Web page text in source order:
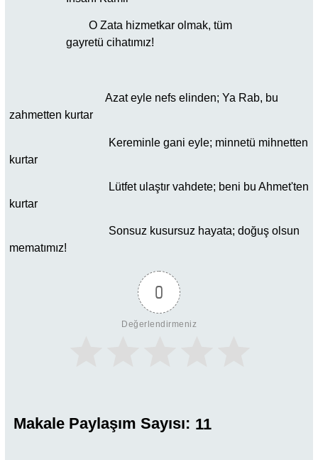
O Zata hizmetkar olmak, tüm
gayretü cihatımız!
Azat eyle nefs elinden; Ya Rab, bu
zahmetten kurtar
Kereminle gani eyle; minnetü mihnetten
kurtar
Lütfet ulaştır vahdete; beni bu Ahmet'ten
kurtar
Sonsuz kusursuz hayata; doğuş olsun
mematımız!
0
Değerlendirmeniz
Makale Paylaşım Sayısı: 11